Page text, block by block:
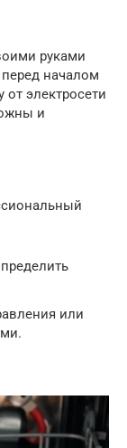
руками
началом
электросети
и
или